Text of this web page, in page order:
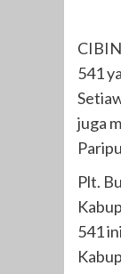
541
juga
Plt.
541